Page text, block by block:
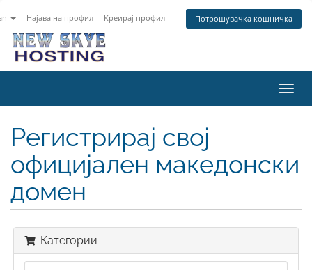
Најава на профил Креирај профил Потрошувачка кошничка
ја
Регистрирај свој
официјален македонски
домен
Категории